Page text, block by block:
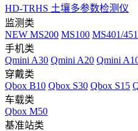
HD-TRHS 土壤多参数检测仪
监测类
NEW MS200 MS100 MS401/451
手机类
Qmini A30 Qmini A20 Qmini
穿戴类
Qbox B10 Qbox S30 Qbox S15
车载类
Qbox M50
基准站类